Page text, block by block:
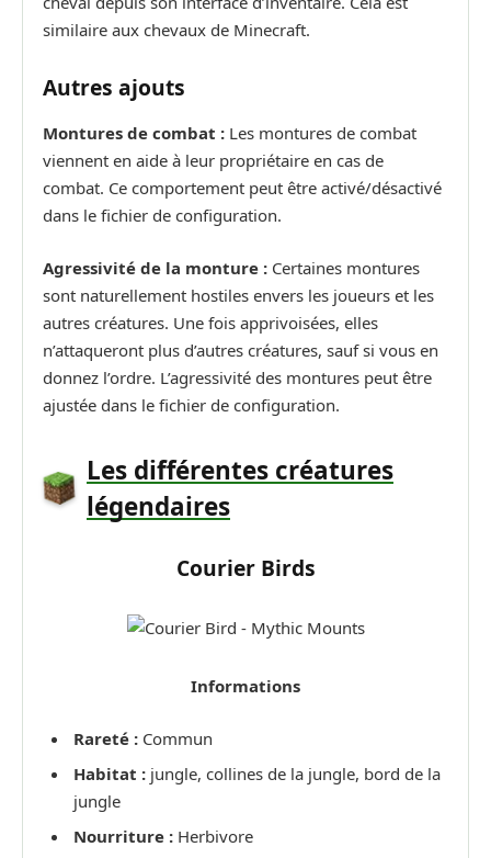
similaire aux chevaux de Minecraft.
Autres ajouts
Montures de combat : Les montures de combat
viennent en aide à leur propriétaire en cas de
combat. Ce comportement peut être activé/désactivé
dans le fichier de configuration.
Agressivité de la monture : Certaines montures
sont naturellement hostiles envers les joueurs et les
autres créatures. Une fois apprivoisées, elles
n’attaqueront plus d’autres créatures, sauf si vous en
donnez l’ordre. L’agressivité des montures peut être
ajustée dans le fichier de configuration.
Les différentes créatures
légendaires
Courier Birds
Informations
Rareté : Commun
Habitat : jungle, collines de la jungle, bord de la
jungle
Nourriture : Herbivore